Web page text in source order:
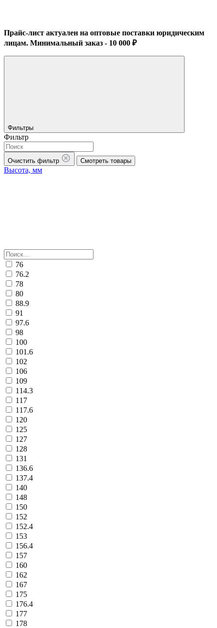
Прайс-лист актуален на оптовые поставки юридическим
лицам. Минимальный заказ - 10 000 ₽
Фильтры
Фильтр
Очистить фильтр Смотреть товары
Высота, мм
76
76.2
78
80
88.9
91
97.6
98
100
101.6
102
106
109
114.3
117
117.6
120
125
127
128
131
136.6
137.4
140
148
150
152
152.4
153
156.4
157
160
162
167
175
176.4
177
178